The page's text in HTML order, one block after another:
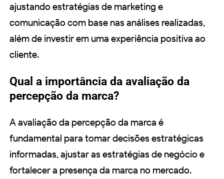
ajustando estratégias de marketing e
comunicação com base nas análises realizadas,
além de investir em uma experiência positiva ao
cliente.
Qual a importância da avaliação da
percepção da marca?
A avaliação da percepção da marca é
fundamental para tomar decisões estratégicas
informadas, ajustar as estratégias de negócio e
fortalecer a presença da marca no mercado.